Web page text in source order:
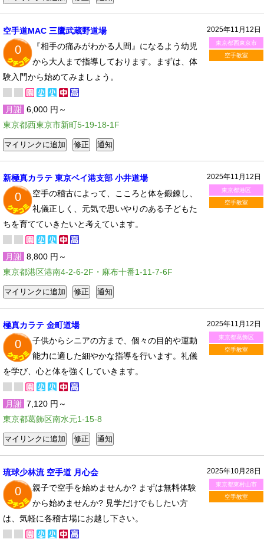
2025年11月12日
東京都西東京市
空手教室
空手道MAC 三鷹武蔵野道場
0
『相手の痛みがわかる人間』になるよう幼児
から大人まで指導しております。まずは、体
験入門から始めてみましょう。
月謝 6,000 円～
東京都西東京市新町5-19-18-1F
2025年11月12日
東京都港区
空手教室
新極真カラテ 東京ベイ港支部 小井道場
0
空手の稽古によって、こころと体を鍛錬し、
礼儀正しく、元気で思いやりのある子どもた
ちを育てていきたいと考えています。
月謝 8,800 円～
東京都港区港南4-2-6-2F・麻布十番1-11-7-6F
2025年11月12日
東京都葛飾区
空手教室
極真カラテ 金町道場
0
子供からシニアの方まで、個々の目的や運動
能力に適した細やかな指導を行います。礼儀
を学び、心と体を強くしていきます。
月謝 7,120 円～
東京都葛飾区南水元1-15-8
2025年10月28日
東京都東村山市
空手教室
琉球少林流 空手道 月心会
0
親子で空手を始めませんか? まずは無料体験
から始めませんか? 見学だけでもしたい方
は、気軽に各稽古場にお越し下さい。